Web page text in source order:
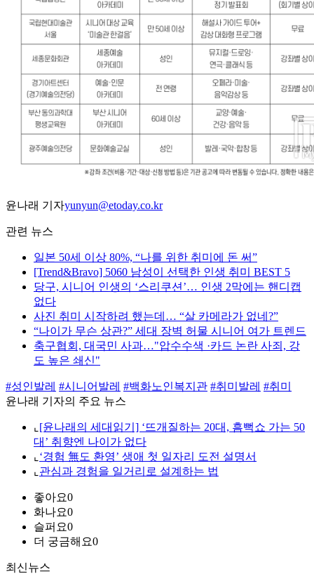
윤나래 기자yunyun@etoday.co.kr
관련 뉴스
일본 50세 이상 80%, “나를 위한 취미에 돈 써”
[Trend&Bravo] 5060 남성이 선택한 인생 취미 BEST 5
당구, 시니어 인생의 ‘스리쿠션’… 인생 2막에는 핸디캡
없다
사진 취미 시작하려 했는데… “살 카메라가 없네?”
“나이가 무슨 상관?” 세대 장벽 허물 시니어 여가 트렌드
축구협회, 대국민 사과…"압수수색 ·카드 논란 사죄, 강
도 높은 쇄신"
#성인발레 #시니어발레 #백화노인복지관 #취미발레 #취미
윤나래 기자의 주요 뉴스
⌞ [윤나래의 세대읽기] ‘뜨개질하는 20대, 흠뻑쇼 가는 50
대’ 취향엔 나이가 없다
⌞ ‘경험 無도 환영’ 생애 첫 일자리 도전 설명서
⌞ 관심과 경험을 일거리로 설계하는 법
좋아요0
화나요0
슬퍼요0
더 궁금해요0
최신뉴스